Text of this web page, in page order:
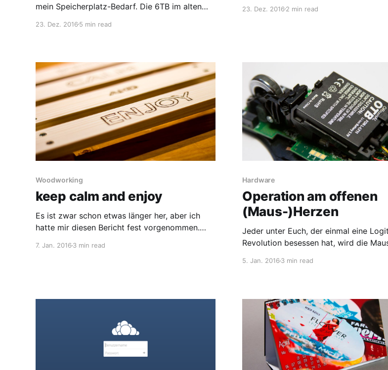
mein Speicherplatz-Bedarf. Die 6TB im alten
musste deutlich mehr Speicher her - natürlich
Konfiguration geben, da ich mir hier viel habe
zusammensuchen müssen,
23. Dez. 2016 5 min read
erstmal um's Betriebssystem: Debian 8. RAID,
23. Dez. 20162 min read
Woodworking
keep calm and enjoy
Es ist zwar schon etwas länger her, aber ich
hatte mir diesen Bericht fest vorgenommen.
7. Jan. 2016 3 min read
Hardware
Operation am offenen
(Maus-)Herzen
Jeder unter Euch, der einmal eine
Revolution besessen hat, wird die
die Knie ging, ich entsprechend
5. Jan. 20163 min read